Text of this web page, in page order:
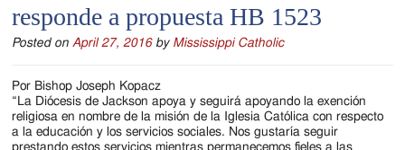
Catholics
of
the
Diocese
responde a propuesta HB 1523
Posted on April 27, 2016 by Mississippi Catholic
Por Bishop Joseph Kopacz
“La Diócesis de Jackson apoya y seguirá apoyando la exención
religiosa en nombre de la misión de la Iglesia Católica con respecto
a la educación y los servicios sociales. Nos gustaría seguir
prestando estos servicios mientras permanecemos fieles a las